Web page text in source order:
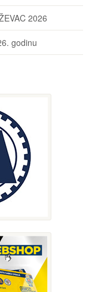
2026
godinu